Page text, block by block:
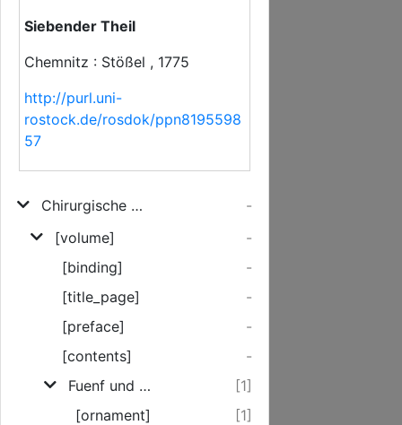
Siebender Theil
Chemnitz : Stößel , 1775
http://purl.uni-
rostock.de/rosdok/ppn8195598
57
Chirurgische Geschichte mit theoretischen und practischen Anmerkungen
-
[volume]
-
[binding]
-
[title_page]
-
[preface]
-
[contents]
-
Fuenf und dreysigste Geschichte. Von einigen, aus einer vorhergegangenen Entzuendung entstandenen brandartigen Geschwueren.
[1]
[ornament]
[1]